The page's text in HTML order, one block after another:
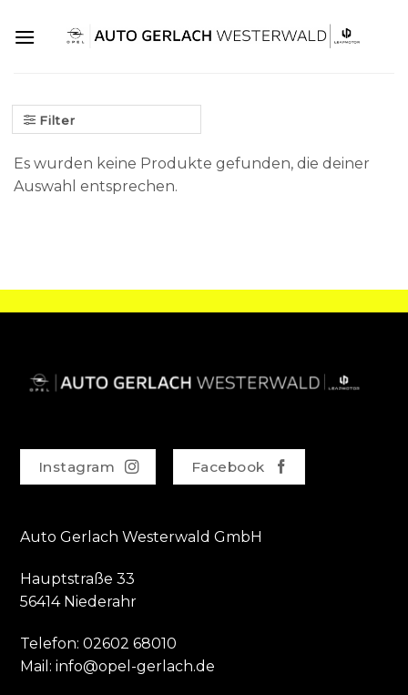
Filter
Es wurden keine Produkte gefunden, die deiner
Auswahl entsprechen.
Instagram Facebook
Auto Gerlach Westerwald GmbH
Hauptstraße 33
56414 Niederahr
Telefon:02602 68010
Mail: info@opel-gerlach.de